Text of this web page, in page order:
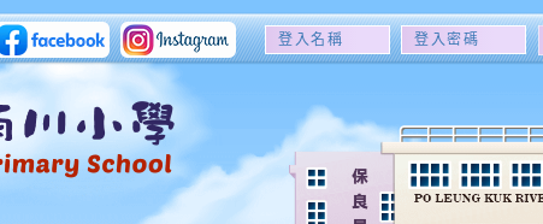
登
名
稱
登
密
碼